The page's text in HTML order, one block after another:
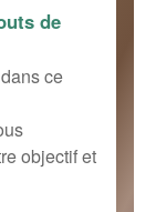
de
ce
objectif et